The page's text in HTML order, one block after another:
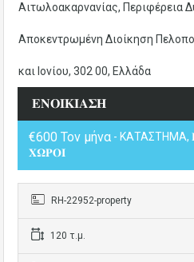
Αιτωλοακαρνανίας, Περιφέρεια
Αποκεντρωμένη Διοίκηση
και Ιονίου, 302 00, Ελλάδα
𝚬𝚴𝚶𝚰𝚱𝚰𝚨𝚺𝚮
€600 Τον μήνα -
𝚾𝛀𝚸𝚶𝚰
RH-22952-property
120 τ.μ.